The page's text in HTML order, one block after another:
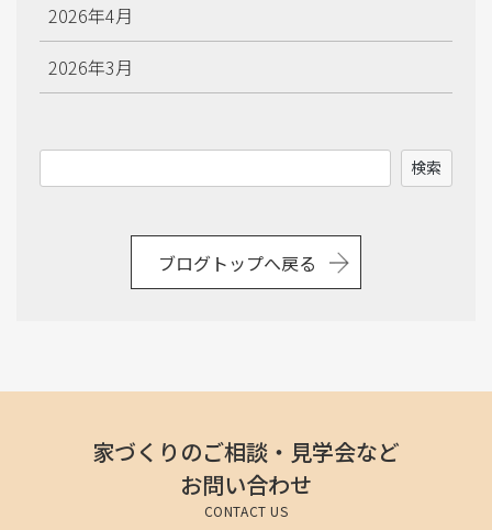
2026年4月
2026年3月
索
検索
ブログトップへ戻る
家づくりのご相談・見学会など
お問い合わせ
CONTACT US